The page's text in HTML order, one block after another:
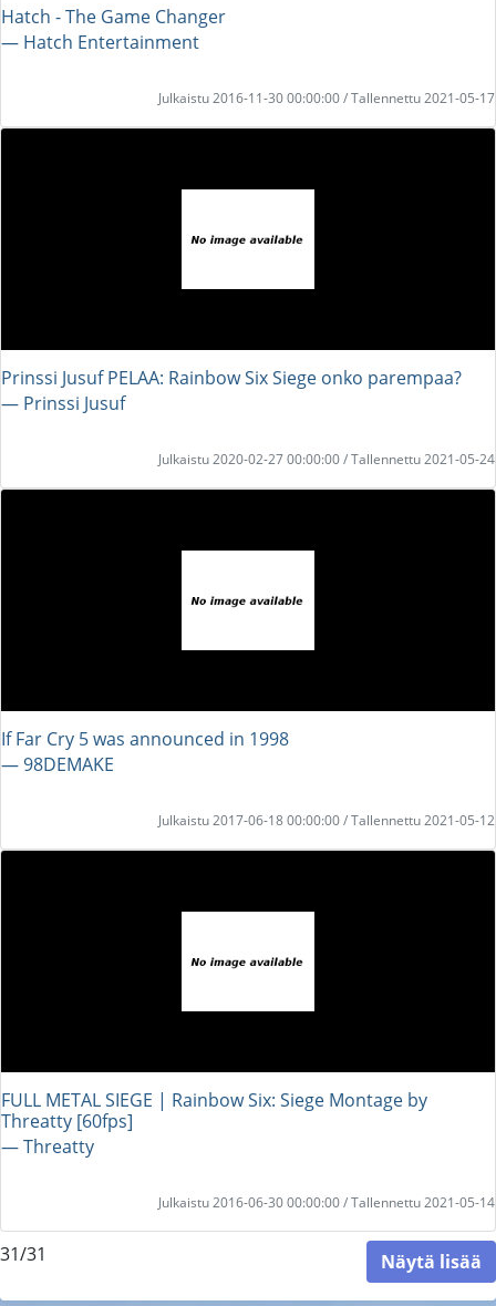
Hatch - The Game Changer
― Hatch Entertainment
Julkaistu 2016-11-30 00:00:00 / Tallennettu 2021-05-17
Prinssi Jusuf PELAA: Rainbow Six Siege onko parempaa?
― Prinssi Jusuf
Julkaistu 2020-02-27 00:00:00 / Tallennettu 2021-05-24
If Far Cry 5 was announced in 1998
― 98DEMAKE
Julkaistu 2017-06-18 00:00:00 / Tallennettu 2021-05-12
FULL METAL SIEGE | Rainbow Six: Siege Montage by
Threatty [60fps]
― Threatty
Julkaistu 2016-06-30 00:00:00 / Tallennettu 2021-05-14
31/31 Näytä lisää